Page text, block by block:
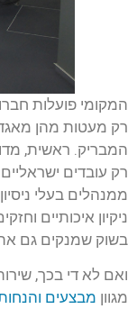
המקומי פועלות
רק מעטות מהן
המבריק. ראשית,
רק עובדים
ממנהלים בעלי
ניקיון איכותיים
בשוק שמנקים גם
ואם לא די בכך,
מגוון מבצעים